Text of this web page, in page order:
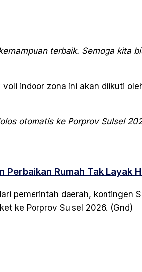
terbaik. Semoga kita
indoor zona ini akan diikuti
otomatis ke Porprov Sulsel
Perbaikan Rumah Tak Layak
pemerintah daerah, kontingen
ke Porprov Sulsel 2026. (Gnd)